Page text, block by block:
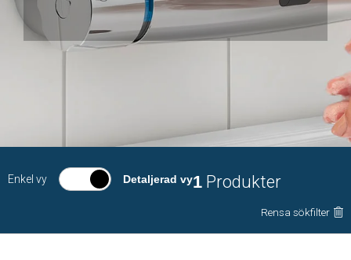
Enkel vy Detaljerad vy1 Produkter
Rensa sökfilter